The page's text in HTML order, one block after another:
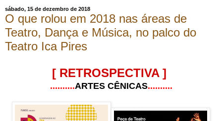
sábado, 15 de dezembro de 2018
O que rolou em 2018 nas áreas de
Teatro, Dança e Música, no palco do
Teatro Ica Pires
[ RETROSPECTIVA ]
..........ARTES CÊNICAS..........